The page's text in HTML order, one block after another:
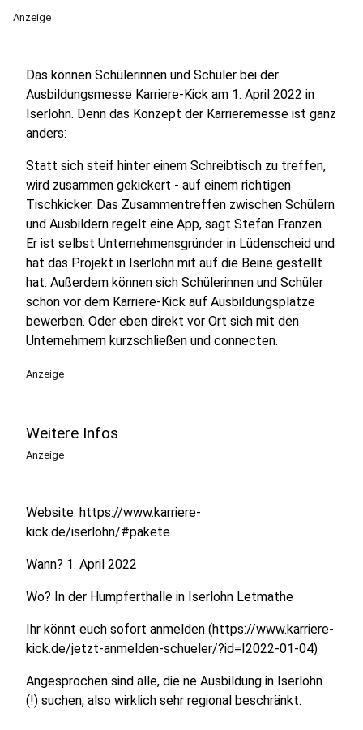
Anzeige
Das können Schülerinnen und Schüler bei der
Ausbildungsmesse Karriere-Kick am 1. April 2022 in
Iserlohn. Denn das Konzept der Karrieremesse ist ganz
anders:
Statt sich steif hinter einem Schreibtisch zu treffen,
wird zusammen gekickert - auf einem richtigen
Tischkicker. Das Zusammentreffen zwischen Schülern
und Ausbildern regelt eine App, sagt Stefan Franzen.
Er ist selbst Unternehmensgründer in Lüdenscheid und
hat das Projekt in Iserlohn mit auf die Beine gestellt
hat. Außerdem können sich Schülerinnen und Schüler
schon vor dem Karriere-Kick auf Ausbildungsplätze
bewerben. Oder eben direkt vor Ort sich mit den
Unternehmern kurzschließen und connecten.
Anzeige
Weitere Infos
Anzeige
Website: https://www.karriere-
kick.de/iserlohn/#pakete
Wann? 1. April 2022
Wo? In der Humpferthalle in Iserlohn Letmathe
Ihr könnt euch sofort anmelden (https://www.karriere-
kick.de/jetzt-anmelden-schueler/?id=I2022-01-04)
Angesprochen sind alle, die ne Ausbildung in Iserlohn
(!) suchen, also wirklich sehr regional beschränkt.